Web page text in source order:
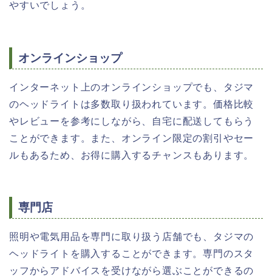
やすいでしょう。
オンラインショップ
インターネット上のオンラインショップでも、タジマ
のヘッドライトは多数取り扱われています。価格比較
やレビューを参考にしながら、自宅に配送してもらう
ことができます。また、オンライン限定の割引やセー
ルもあるため、お得に購入するチャンスもあります。
専門店
照明や電気用品を専門に取り扱う店舗でも、タジマの
ヘッドライトを購入することができます。専門のスタ
ッフからアドバイスを受けながら選ぶことができるの